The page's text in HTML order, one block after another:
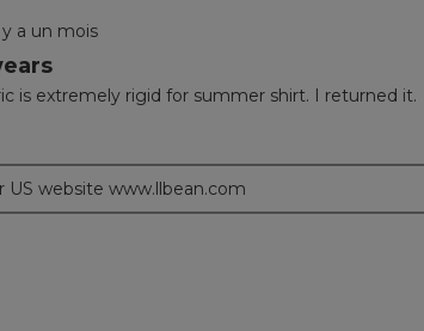
y a un mois
is extremely rigid for summer shirt. I returned it.
website www.llbean.com